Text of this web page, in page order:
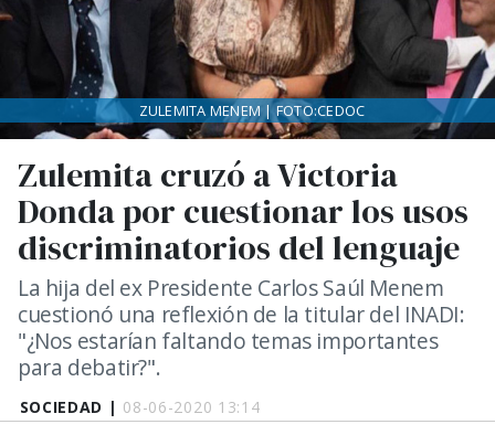
SOCIEDAD | 08-06-2020 13:14
Zulemita cruzó a Victoria
Donda por cuestionar los usos
discriminatorios del lenguaje
La hija del ex Presidente Carlos Saúl Menem
cuestionó una reflexión de la titular del INADI:
"¿Nos estarían faltando temas importantes
para debatir?".
ZULEMITA MENEM | FOTO:CEDOC